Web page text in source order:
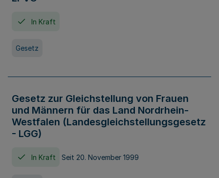
In Kraft
Gesetz
Gesetz zur Gleichstellung von Frauen
und Männern für das Land Nordrhein-
Westfalen (Landesgleichstellungsgesetz
- LGG)
In Kraft Seit 20. November 1999